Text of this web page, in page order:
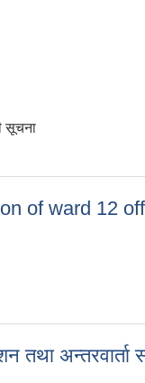
सूचना
of ward 12
तथा अन्तरवार्ता